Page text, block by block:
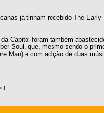
já tinham recebido The
Capitol foram também
Soul, que, mesmo sendo o
Man) e com adição de duas
]